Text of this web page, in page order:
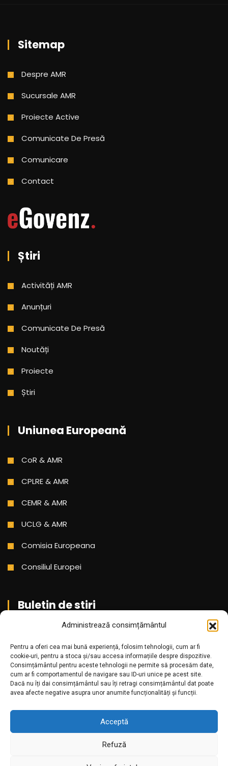
Administrează consimțământul
Pentru a oferi cea mai bună experiență, folosim tehnologii, cum ar fi
cookie-uri, pentru a stoca și/sau accesa informațiile despre dispozitive.
Consimțământul pentru aceste tehnologii ne permite să procesăm date,
cum ar fi comportamentul de navigare sau ID-uri unice pe acest site.
Dacă nu îți dai consimțământul sau îți retragi consimțământul dat poate
avea afecte negative asupra unor anumite funcționalități și funcții.
Acceptă
Refuză
Sitemap
Despre AMR
Sucursale AMR
Proiecte Active
Comunicate De Presă
Comunicare
Contact
Știri
Activități AMR
Anunțuri
Comunicate De Presă
Noutăți
Proiecte
Știri
Uniunea Europeană
CoR & AMR
CPLRE & AMR
CEMR & AMR
UCLG & AMR
Comisia Europeana
Consiliul Europei
Buletin de stiri
Aboneaza-te pentru a primi cele mai noi stiri din partea
noastra!